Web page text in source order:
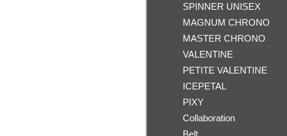
SPINNER UNISEX
MAGNUM CHRONO
MASTER CHRONO
VALENTINE
PETITE VALENTINE
ICEPETAL
PIXY
Collaboration
Belt